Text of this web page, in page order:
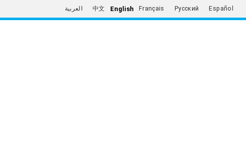
العربية 中文 English Français Русский Español